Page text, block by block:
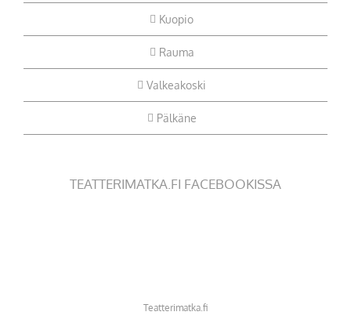
Kuopio
Rauma
Valkeakoski
Pälkäne
TEATTERIMATKA.FI FACEBOOKISSA
Teatterimatka.fi